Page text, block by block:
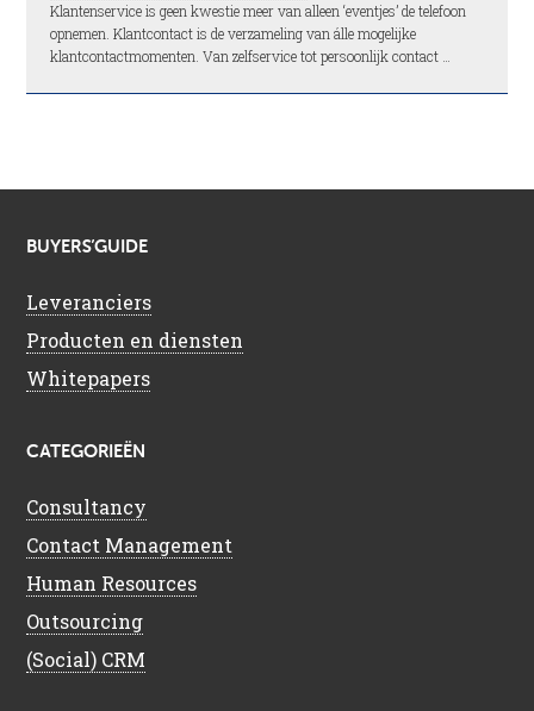
Klantenservice is geen kwestie meer van alleen ‘eventjes’ de telefoon
opnemen. Klantcontact is de verzameling van álle mogelijke
klantcontactmomenten. Van zelfservice tot persoonlijk contact …
BUYERS’GUIDE
Leveranciers
Producten en diensten
Whitepapers
CATEGORIEËN
Consultancy
Contact Management
Human Resources
Outsourcing
(Social) CRM